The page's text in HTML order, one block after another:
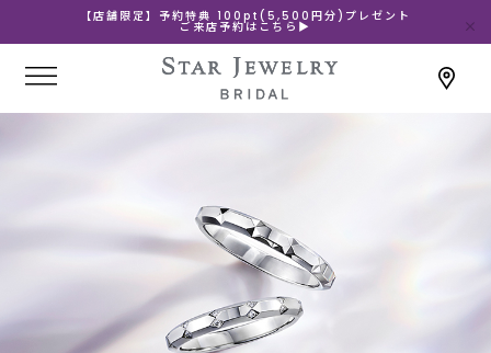
【店舗限定】予約特典 100pt(5,500円分)プレゼント
ご来店予約はこちら▶